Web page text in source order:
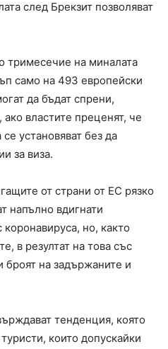
след Брекзит позволяват
тримесечие на миналата
само на 493 европейски
да бъдат спрени,
властите преценят, че
установяват без да
за виза.
от страни от ЕС рязко
напълно вдигнати
но, както
в резултат на това със
броят на задържаните и
тенденция, която
които допускайки